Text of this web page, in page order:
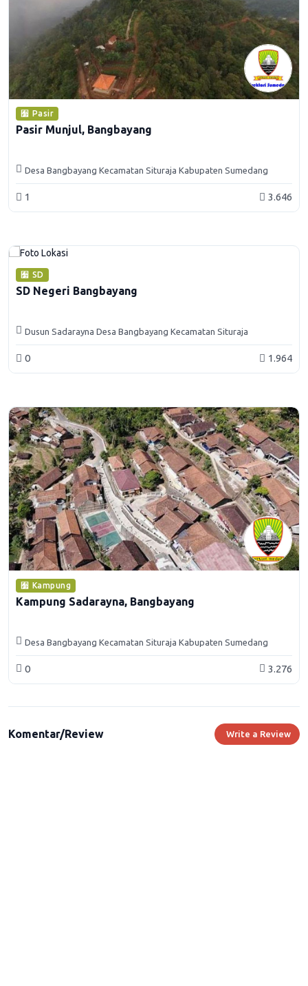
Pasir
Pasir Munjul, Bangbayang
Desa Bangbayang Kecamatan Situraja Kabupaten Sumedang
1 3.646
SD
SD Negeri Bangbayang
Dusun Sadarayna Desa Bangbayang Kecamatan Situraja
Kabupaten Sumedang
0 1.964
Kampung
Kampung Sadarayna, Bangbayang
Desa Bangbayang Kecamatan Situraja Kabupaten Sumedang
0 3.276
Komentar/Review Write a Review